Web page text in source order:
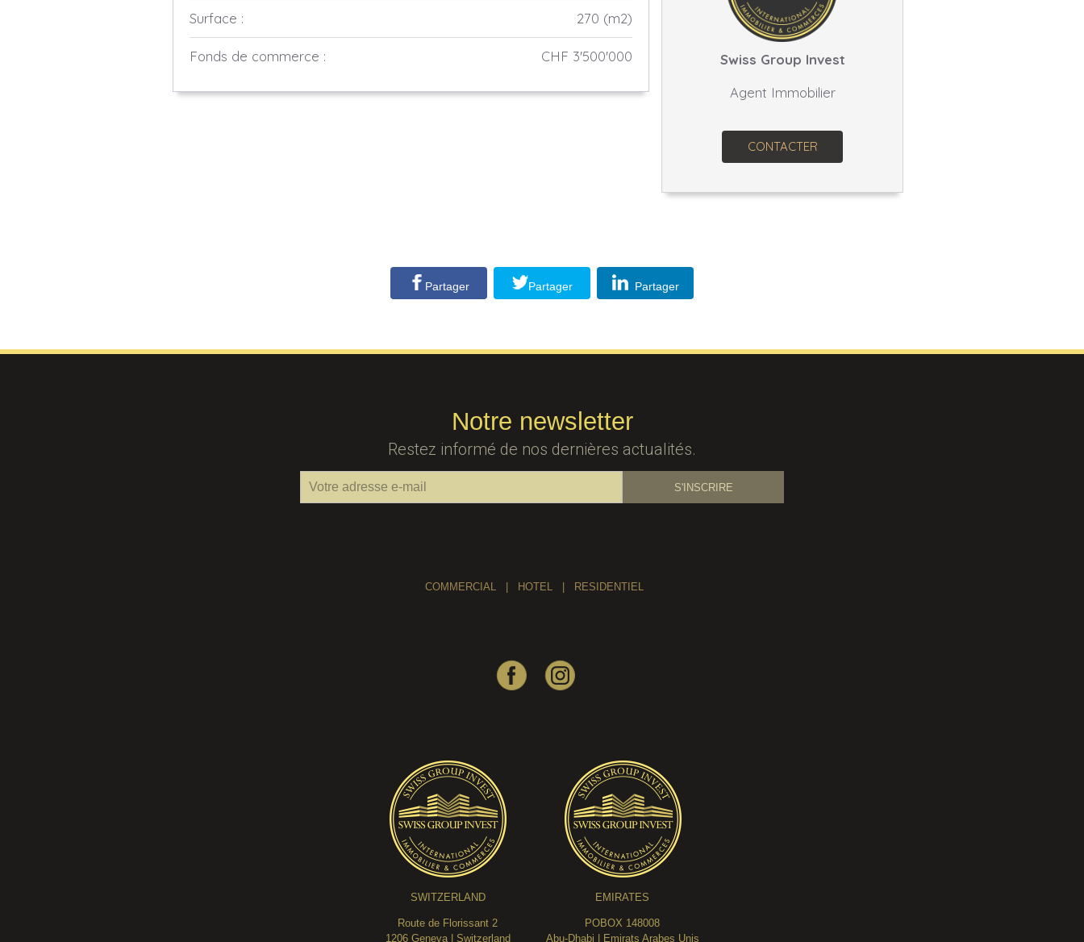
Surface : 270 (m2)
Fonds de commerce : CHF 3'500'000
Swiss Group Invest
Agent Immobilier
CONTACTER
Partager Partager Partager
Notre newsletter
Restez informé de nos dernières actualités.
COMMERCIAL| HOTEL| RESIDENTIEL
SWITZERLAND
Route de Florissant 2
1206 Geneva | Switzerland
EMIRATES
POBOX 148008
Abu-Dhabi | Emirats Arabes Unis